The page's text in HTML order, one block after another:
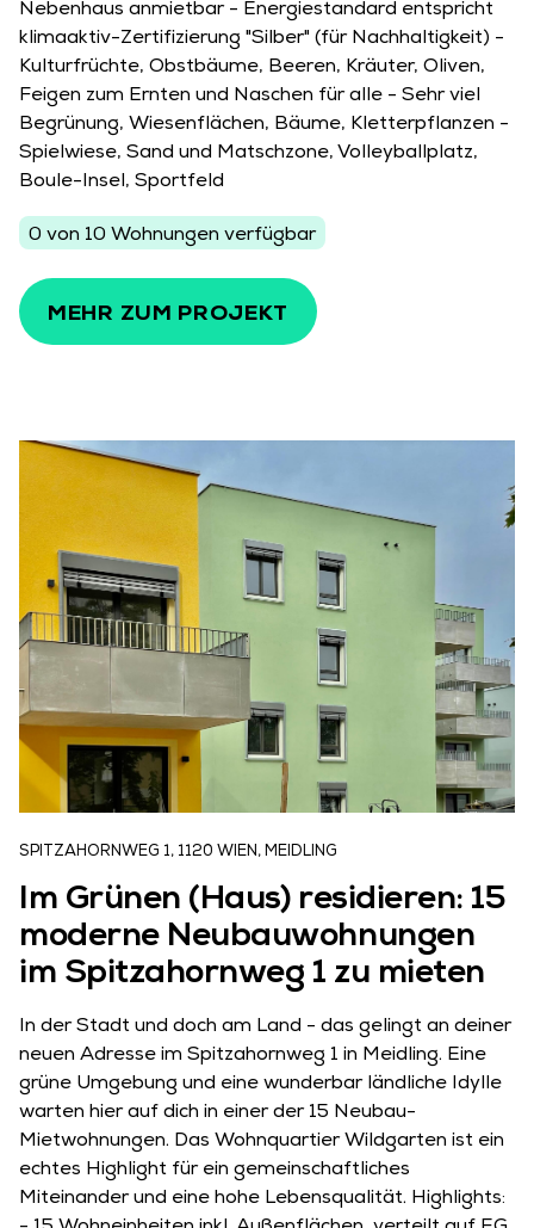
Nebenhaus anmietbar - Energiestandard entspricht
klimaaktiv-Zertifizierung "Silber" (für Nachhaltigkeit) -
Kulturfrüchte, Obstbäume, Beeren, Kräuter, Oliven,
Feigen zum Ernten und Naschen für alle - Sehr viel
Begrünung, Wiesenflächen, Bäume, Kletterpflanzen -
Spielwiese, Sand und Matschzone, Volleyballplatz,
Boule-Insel, Sportfeld
0 von 10 Wohnungen verfügbar
MEHR ZUM PROJEKT
SPITZAHORNWEG 1, 1120 WIEN, MEIDLING
Im Grünen (Haus) residieren: 15
moderne Neubauwohnungen
im Spitzahornweg 1 zu mieten
In der Stadt und doch am Land - das gelingt an deiner
neuen Adresse im Spitzahornweg 1 in Meidling. Eine
grüne Umgebung und eine wunderbar ländliche Idylle
warten hier auf dich in einer der 15 Neubau-
Mietwohnungen. Das Wohnquartier Wildgarten ist ein
echtes Highlight für ein gemeinschaftliches
Miteinander und eine hohe Lebensqualität. Highlights: